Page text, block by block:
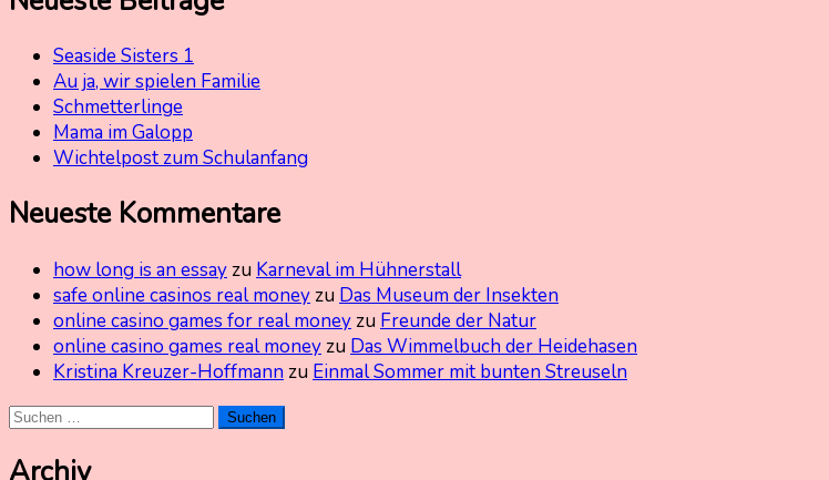
Seaside Sisters 1
Au ja, wir spielen Familie
Schmetterlinge
Mama im Galopp
Wichtelpost zum Schulanfang
Neueste Kommentare
how long is an essayzu Karneval im Hühnerstall
safe online casinos real moneyzu Das Museum der Insekten
online casino games for real moneyzu Freunde der Natur
online casino games real moneyzu Das Wimmelbuch der Heidehasen
Kristina Kreuzer-Hoffmannzu Einmal Sommer mit bunten Streuseln
Suchen
Archiv